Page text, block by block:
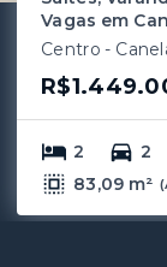
Vagas em
Centro -
2
2
83,09 m² (